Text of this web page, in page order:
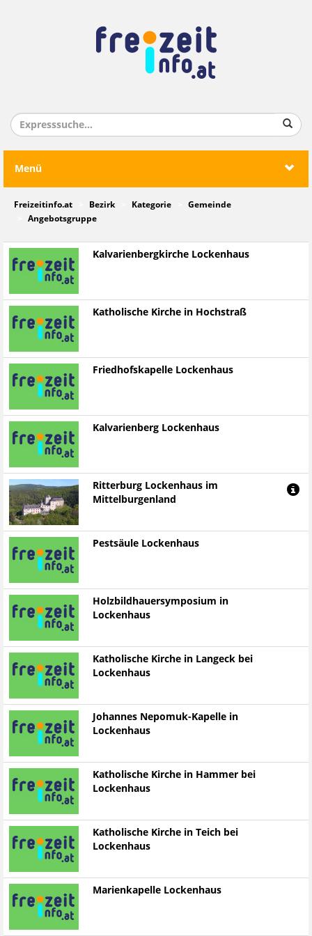
Menü
Freizeitinfo.at Bezirk Kategorie
Gemeinde
Angebotsgruppe
Kalvarienbergkirche Lockenhaus
Katholische Kirche in Hochstraß
Friedhofskapelle Lockenhaus
Kalvarienberg Lockenhaus
Ritterburg Lockenhaus im
Mittelburgenland
Pestsäule Lockenhaus
Holzbildhauersymposium in
Lockenhaus
Katholische Kirche in Langeck bei
Lockenhaus
Johannes Nepomuk-Kapelle in
Lockenhaus
Katholische Kirche in Hammer bei
Lockenhaus
Katholische Kirche in Teich bei
Lockenhaus
Marienkapelle Lockenhaus